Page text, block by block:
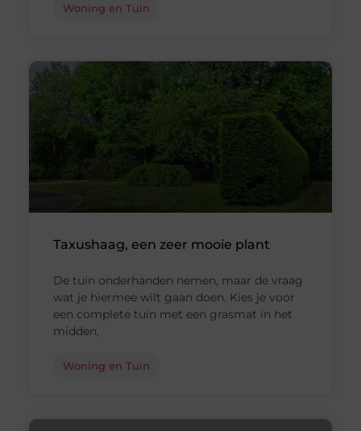
Woning en Tuin
Taxushaag, een zeer mooie plant
De tuin onderhanden nemen, maar de vraag
wat je hiermee wilt gaan doen. Kies je voor
een complete tuin met een grasmat in het
midden,
Woning en Tuin